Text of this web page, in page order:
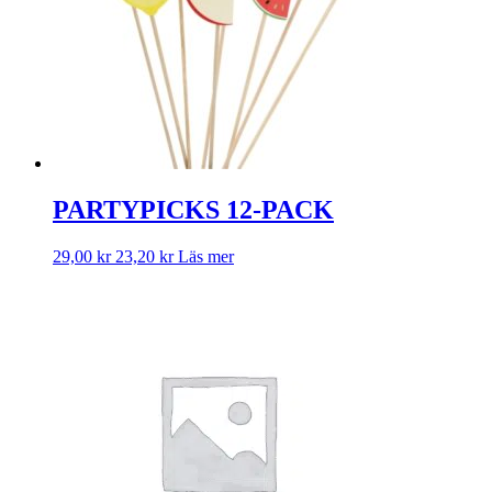
PARTYPICKS 12-PACK
29,00 kr 23,20 kr Läs mer